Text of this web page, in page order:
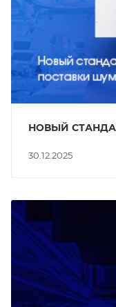
30.12.2025
НОВЫЙ